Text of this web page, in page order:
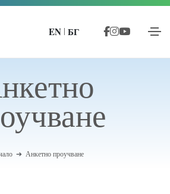
EN | БГ
Анкетно проучване